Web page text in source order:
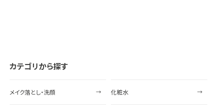
カテゴリから探す
メイク落とし・洗顔 化粧水